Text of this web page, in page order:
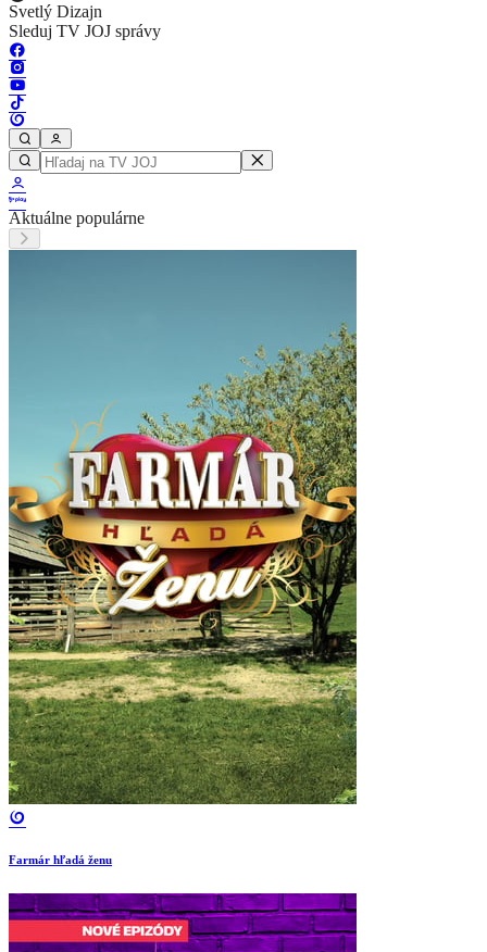
Svetlý Dizajn
Sleduj TV JOJ správy
Aktuálne populárne
Farmár hľadá ženu